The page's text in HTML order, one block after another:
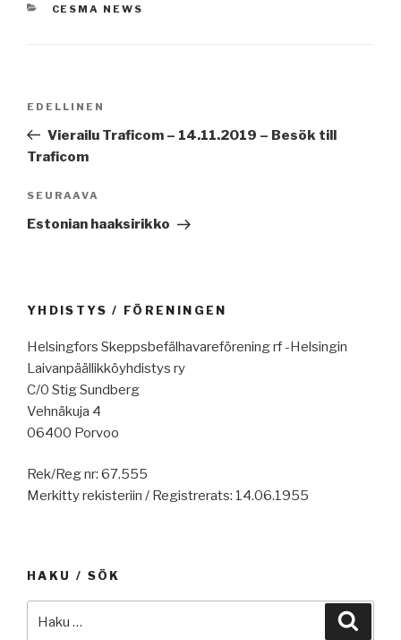
KATEGORIAT
CESMA NEWS
Edellinen
artikkeli
EDELLINEN
Vierailu Traficom – 14.11.2019 – Besök till
Traficom
Seuraava
artikkeli
SEURAAVA
Estonian haaksirikko
YHDISTYS / FÖRENINGEN
Helsingfors Skeppsbefälhavareförening rf -Helsingin
Laivanpäällikköyhdistys ry
C/0 Stig Sundberg
Vehnäkuja 4
06400 Porvoo
Rek/Reg nr: 67.555
Merkitty rekisteriin / Registrerats: 14.06.1955
HAKU / SÖK